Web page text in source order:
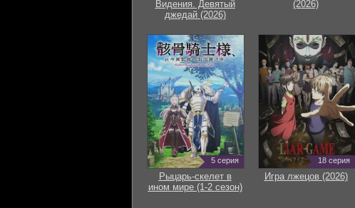
Видения. Девятый
джедай (2026)
(2026)
5 серия
Рыцарь-скелет в
ином мире (1-2 сезон)
18 серия
Игра лжецов (2026)